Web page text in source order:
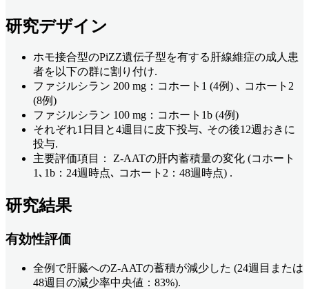
研究デザイン
ホモ接合型のPiZZ遺伝子型を有する肝線維症の成人患
者を以下の群に割り付け.
ファジルシラン 200 mg：コホート1 (4例) ､ コホート2
(8例)
ファジルシラン 100 mg：コホート1b (4例)
それぞれ1日目と4週目に皮下投与､ その後12週おきに
投与.
主要評価項目： Z-AATの肝内蓄積量の変化 (コホート
1､1b：24週時点､ コホート2：48週時点) .
研究結果
有効性評価
全例で肝臓へのZ-AATの蓄積が減少した (24週目または
48週目の減少率中央値：83%).